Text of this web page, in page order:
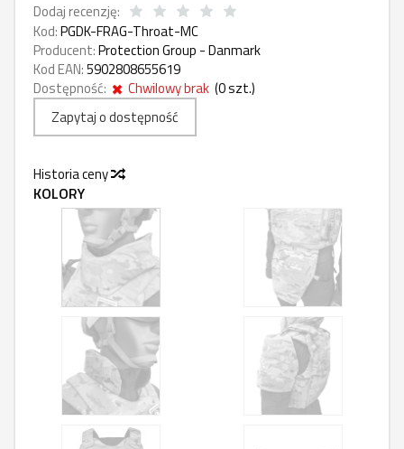
Dodaj recenzję:
Kod:PGDK-FRAG-Throat-MC
Producent:Protection Group - Danmark
Kod EAN:5902808655619
Dostępność:
Chwilowy brak (0szt.)
Zapytaj o dostępność
Historia ceny
KOLORY